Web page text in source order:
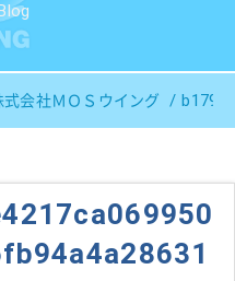
会社ＭＯＳウイング